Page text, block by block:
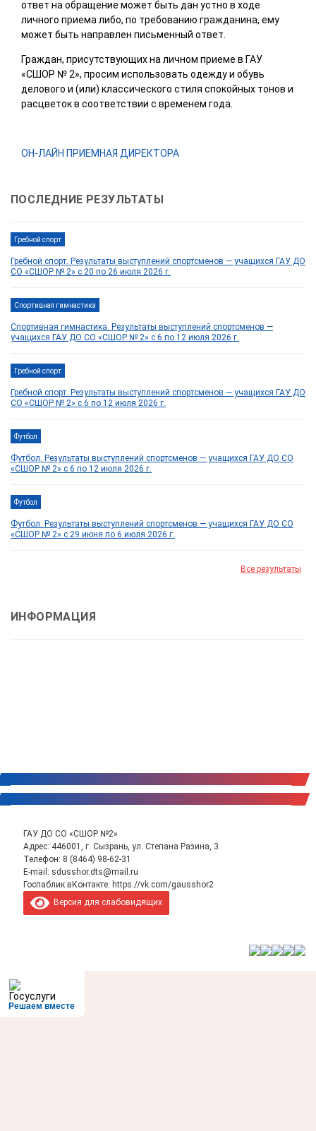
ответ на обращение может быть дан устно в ходе
личного приема либо, по требованию гражданина, ему
может быть направлен письменный ответ.
Граждан, присутствующих на личном приеме в ГАУ
«СШОР № 2», просим использовать одежду и обувь
делового и (или) классического стиля спокойных тонов и
расцветок в соответствии с временем года.
ОН-ЛАЙН ПРИЕМНАЯ ДИРЕКТОРА
ПОСЛЕДНИЕ РЕЗУЛЬТАТЫ
Гребной спорт
Гребной спорт. Результаты выступлений спортсменов — учащихся ГАУ ДО
СО «СШОР № 2» с 20 по 26 июля 2026 г.
Спортивная гимнастика
Спортивная гимнастика. Результаты выступлений спортсменов —
учащихся ГАУ ДО СО «СШОР № 2» с 6 по 12 июля 2026 г.
Гребной спорт
Гребной спорт. Результаты выступлений спортсменов — учащихся ГАУ ДО
СО «СШОР № 2» с 6 по 12 июля 2026 г.
Футбол
Футбол. Результаты выступлений спортсменов — учащихся ГАУ ДО СО
«СШОР № 2» с 6 по 12 июля 2026 г.
Футбол
Футбол. Результаты выступлений спортсменов — учащихся ГАУ ДО СО
«СШОР № 2» с 29 июня по 6 июля 2026 г.
Все результаты
ИНФОРМАЦИЯ
ГАУ ДО СО «СШОР №2»
Адрес: 446001, г. Сызрань, ул. Степана Разина, 3.
Телефон: 8 (8464) 98-62-31
E-mail: sdusshor.dts@mail.ru
Госпаблик вКонтакте: https://vk.com/gausshor2
Версия для слабовидящих
Решаем вместе